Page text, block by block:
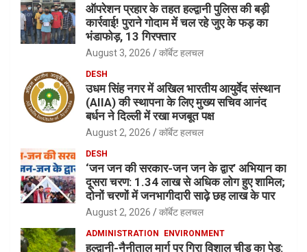
ऑपरेशन प्रहार के तहत हल्द्वानी पुलिस की बड़ी
कार्रवाई! पुराने गोदाम में चल रहे जुए के फड़ का
भंडाफोड़, 13 गिरफ्तार
August 3, 2026 कॉर्बेट हलचल
DESH
उधम सिंह नगर में अखिल भारतीय आयुर्वेद संस्थान
(AIIA) की स्थापना के लिए मुख्य सचिव आनंद
बर्धन ने दिल्ली में रखा मजबूत पक्ष
August 2, 2026 कॉर्बेट हलचल
DESH
‘जन जन की सरकार-जन जन के द्वार’ अभियान का
दूसरा चरण: 1.34 लाख से अधिक लोग हुए शामिल;
दोनों चरणों में जनभागीदारी साढ़े छह लाख के पार
August 2, 2026 कॉर्बेट हलचल
ADMINISTRATION ENVIRONMENT
हल्द्वानी-नैनीताल मार्ग पर गिरा विशाल चीड़ का पेड़: